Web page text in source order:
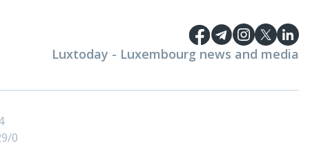
Luxtoday - Luxembourg news and media
0